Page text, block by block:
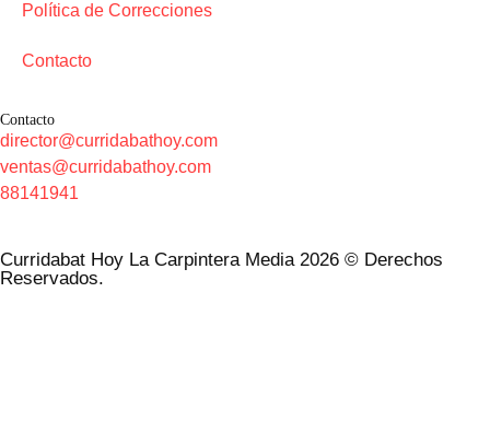
Política de Correcciones
Contacto
Contacto
director@curridabathoy.com
ventas@curridabathoy.com
88141941
Curridabat Hoy La Carpintera Media 2026 © Derechos
Reservados.